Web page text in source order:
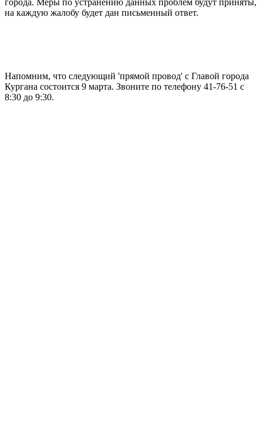
города. Меры по устранению данных проблем будут приняты,
на каждую жалобу будет дан письменный ответ.
Напомним, что следующий 'прямой провод' с Главой города
Кургана состоится 9 марта. Звоните по телефону 41-76-51 с
8:30 до 9:30.